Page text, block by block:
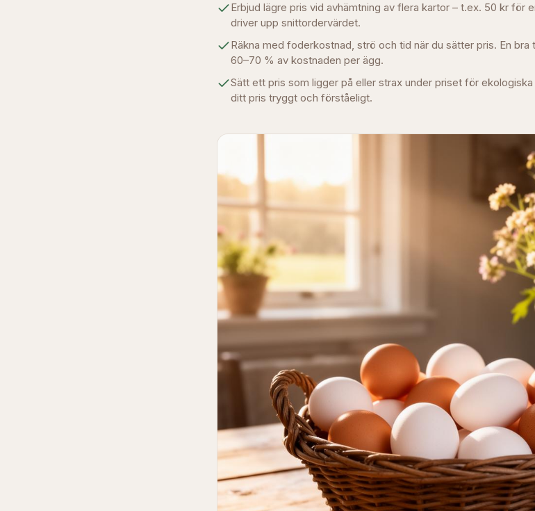
Erbjud lägre pris vid avhämtning av flera kartor – t.ex. 50 kr för
driver upp snittordervärdet.
Räkna med foderkostnad, strö och tid när du sätter pris. En
60–70 % av kostnaden per ägg.
Sätt ett pris som ligger på eller strax under priset för
ditt pris tryggt och förståeligt.